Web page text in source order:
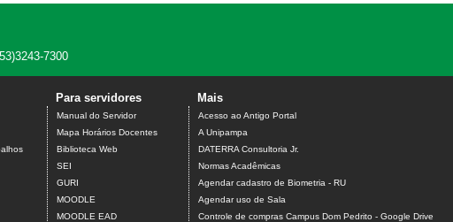
7300
Para servidores
Manual do Servidor
Mapa Horários Docentes
Biblioteca Web
SEI
GURI
MOODLE
MOODLE EAD
Mais
Acesso ao Antigo Portal
A Unipampa
DATERRA Consultoria Jr.
Normas Acadêmicas
Agendar cadastro de Biometria - RU
Agendar uso de Sala
Controle de compras Campus Dom Pedrito - Google Drive